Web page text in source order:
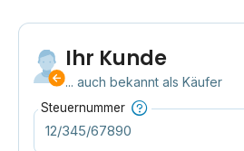
Ihr Kunde
... auch bekannt als Käufer
Steuernummer